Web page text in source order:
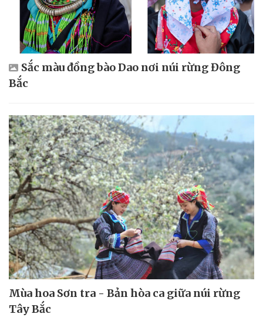
Sắc màu đồng bào Dao nơi núi rừng Đông
Bắc
Mùa hoa Sơn tra - Bản hòa ca giữa núi rừng
Tây Bắc